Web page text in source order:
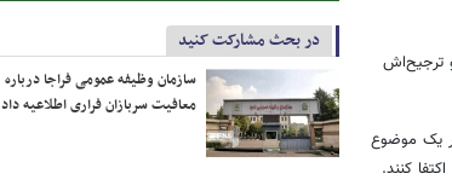
ترجیح‌اش
یک موضوع
کنند.
در بحث مشارکت کنید
سازمان وظیفه عمومی فراجا درباره
معافیت سربازان فراری اطلاعیه داد